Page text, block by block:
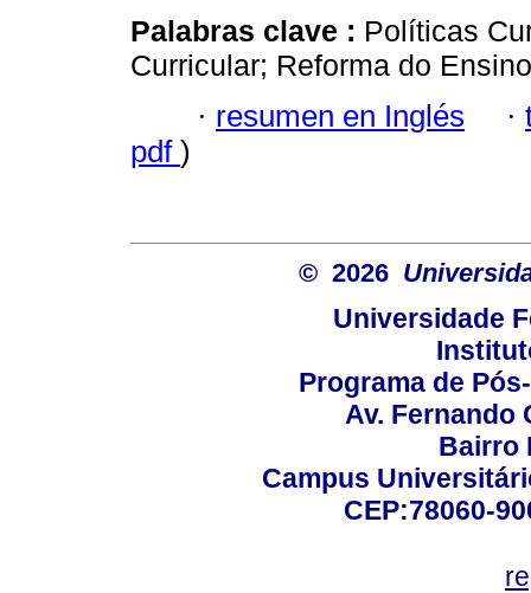
Palabras clave : Políticas
Curricular; Reforma do
· resumen en Inglés ·
pdf )
© 2026
Universidade
Programa de
Av. Fernando
Bairro
Campus
CEP:78060-